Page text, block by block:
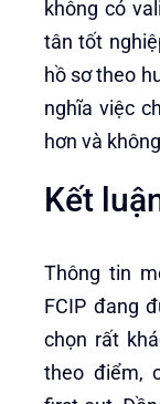
không có
tân tốt
hồ sơ theo
nghĩa việc
hơn và
Kết
Thông tin
FCIP đang
chọn rất
theo điểm,